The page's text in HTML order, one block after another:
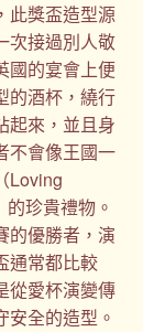
此獎盃造型源
次接過別人敬
國的宴會上便
的酒杯，繞行
起來，並且身
不會像王國一
Loving
珍貴禮物。
的優勝者，演
通常都比較
從愛杯演變傳
全的造型。